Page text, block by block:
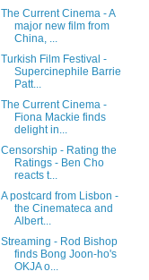
The Current Cinema - A
major new film from
China, ...
Turkish Film Festival -
Supercinephile Barrie
Patt...
The Current Cinema -
Fiona Mackie finds
delight in...
Censorship - Rating the
Ratings - Ben Cho
reacts t...
A postcard from Lisbon -
the Cinemateca and
Albert...
Streaming - Rod Bishop
finds Bong Joon-ho's
OKJA o...